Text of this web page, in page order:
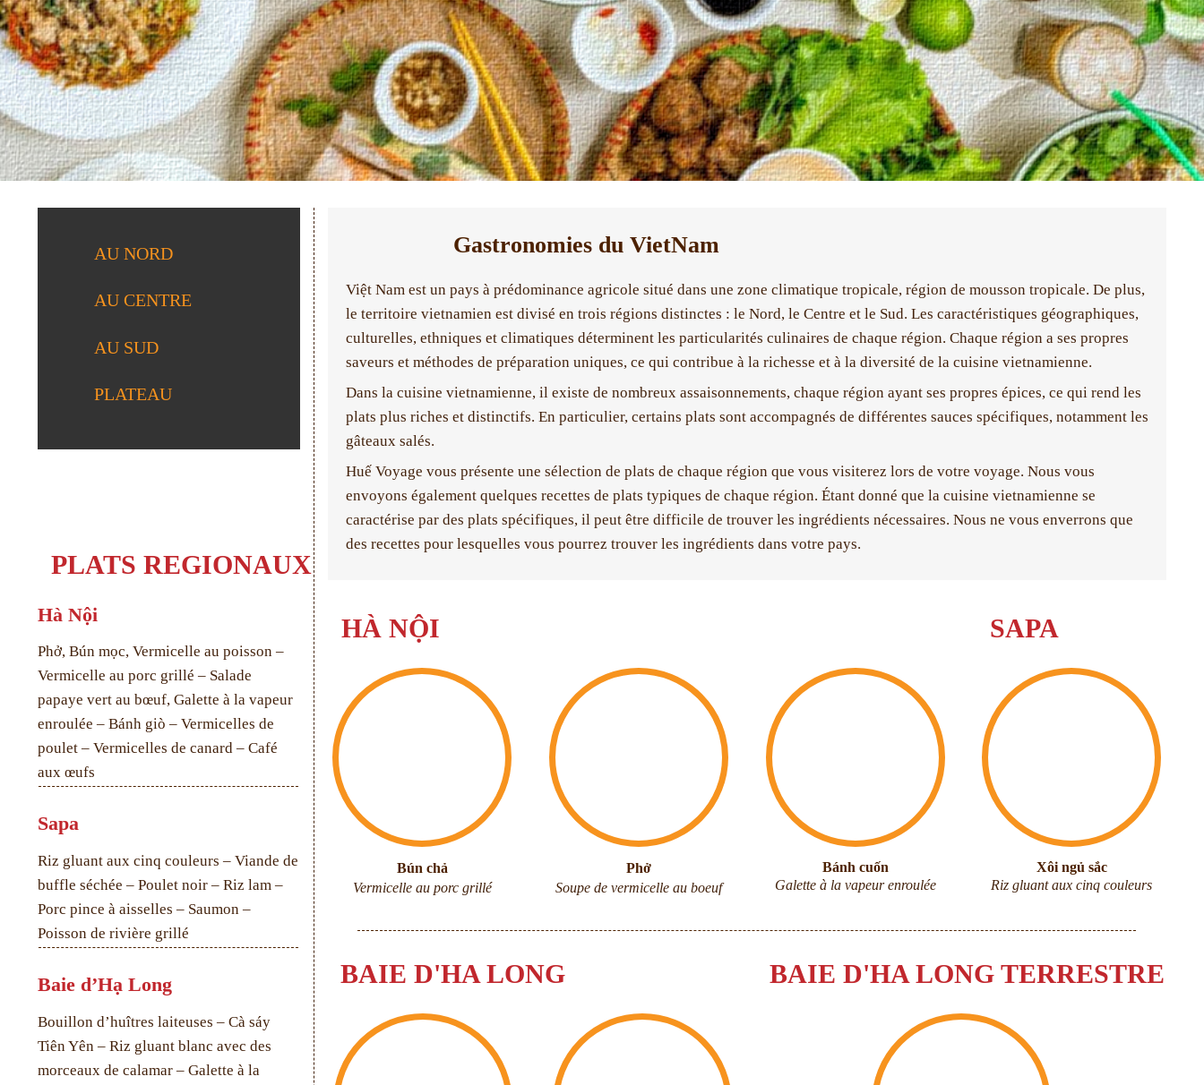
AU NORD
AU CENTRE
AU SUD
PLATEAU
PLATS REGIONAUX
Hà Nội
Phở, Bún mọc, Vermicelle au poisson –
Vermicelle au porc grillé – Salade
papaye vert au bœuf, Galette à la vapeur
enroulée – Bánh giò – Vermicelles de
poulet – Vermicelles de canard – Café
aux œufs
Sapa
Riz gluant aux cinq couleurs – Viande de
buffle séchée – Poulet noir – Riz lam –
Porc pince à aisselles – Saumon –
Poisson de rivière grillé
Baie d’Hạ Long
Bouillon d’huîtres laiteuses – Cà sáy
Tiên Yên – Riz gluant blanc avec des
morceaux de calamar – Galette à la
Gastronomies du VietNam
Việt Nam est un pays à prédominance agricole situé dans une zone climatique tropicale, région de mousson tropicale. De plus,
le territoire vietnamien est divisé en trois régions distinctes : le Nord, le Centre et le Sud. Les caractéristiques géographiques,
culturelles, ethniques et climatiques déterminent les particularités culinaires de chaque région. Chaque région a ses propres
saveurs et méthodes de préparation uniques, ce qui contribue à la richesse et à la diversité de la cuisine vietnamienne.
Dans la cuisine vietnamienne, il existe de nombreux assaisonnements, chaque région ayant ses propres épices, ce qui rend les
plats plus riches et distinctifs. En particulier, certains plats sont accompagnés de différentes sauces spécifiques, notamment les
gâteaux salés.
Huế Voyage vous présente une sélection de plats de chaque région que vous visiterez lors de votre voyage. Nous vous
envoyons également quelques recettes de plats typiques de chaque région. Étant donné que la cuisine vietnamienne se
caractérise par des plats spécifiques, il peut être difficile de trouver les ingrédients nécessaires. Nous ne vous enverrons que
des recettes pour lesquelles vous pourrez trouver les ingrédients dans votre pays.
HÀ NỘI
Bún chả
Vermicelle au porc grillé
Phở
Soupe de vermicelle au boeuf
Bánh cuốn
Galette à la vapeur enroulée
SAPA
Xôi ngủ sắc
Riz gluant aux cinq couleurs
BAIE D'HA LONG BAIE D'HA LONG TERRESTRE